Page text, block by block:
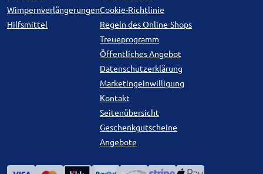
Wimpernverlängerungen
Hilfsmittel
Cookie-Richtlinie
Regeln des Online-Shops
Treueprogramm
Öffentliches Angebot
Datenschutzerklärung
Marketingeinwilligung
Kontakt
Seitenübersicht
Geschenkgutscheine
Angebote